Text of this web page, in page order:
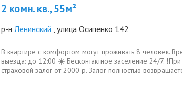
2 комн. кв., 55м²
р-н Ленинский , улица Осипенко 142
В квapтире с комфортом могут проживать 8 человек.
выезда: до 12:00 ☀️ Бесконтактное заселение 24/7.
страховой залог от 2000 р. Залог полностью